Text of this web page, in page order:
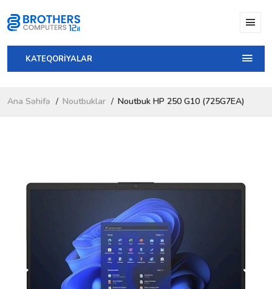
KATEQORİYALAR
Ana Səhifə Noutbuklar Noutbuk HP 250 G10 (725G7EA)